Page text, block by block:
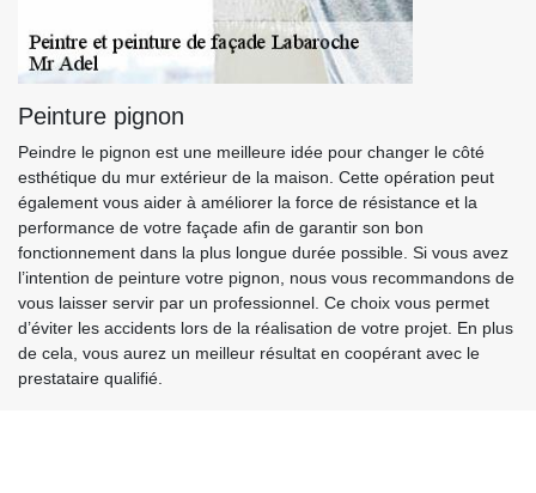
Peinture pignon
Peindre le pignon est une meilleure idée pour changer le côté
esthétique du mur extérieur de la maison. Cette opération peut
également vous aider à améliorer la force de résistance et la
performance de votre façade afin de garantir son bon
fonctionnement dans la plus longue durée possible. Si vous avez
l’intention de peinture votre pignon, nous vous recommandons de
vous laisser servir par un professionnel. Ce choix vous permet
d’éviter les accidents lors de la réalisation de votre projet. En plus
de cela, vous aurez un meilleur résultat en coopérant avec le
prestataire qualifié.